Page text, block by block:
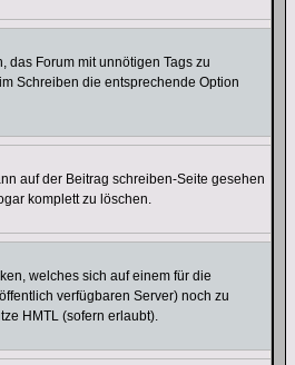
das Forum mit unnötigen Tags zu
Schreiben die entsprechende Option
auf der Beitrag schreiben-Seite gesehen
komplett zu löschen.
welches sich auf einem für die
verfügbaren Server) noch zu
HMTL (sofern erlaubt).